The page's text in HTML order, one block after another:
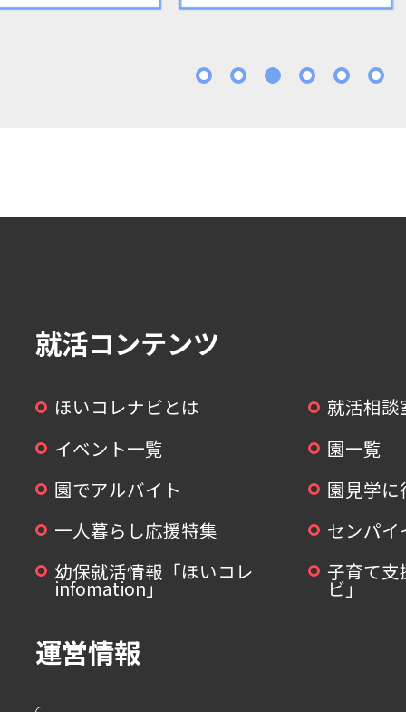
就活コンテンツ
ほいコレナビとは
就活相談
イベント一覧
園一覧
園でアルバイト
園見学
一人暮らし応援特集
センパ
幼保就活情報「ほいコレ
infomation」
子育て支
ビ」
運営情報